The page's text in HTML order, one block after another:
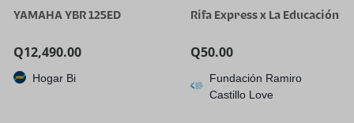
YAMAHA YBR 125ED
Q12,490.00
Hogar Bi
Rifa Express x La Educación
Q50.00
Fundación Ramiro
Castillo Love